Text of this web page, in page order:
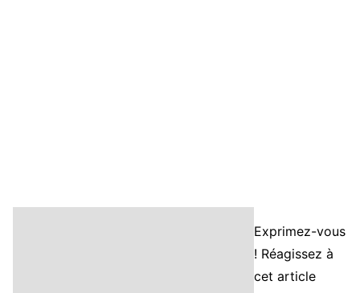
Exprimez-vous
! Réagissez à
cet article